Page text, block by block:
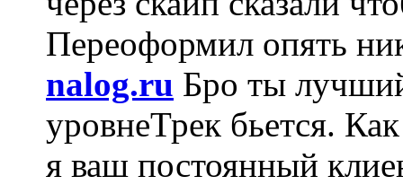
Переоформил опять
nalog.ru Бро ты
уровнеТрек бьется.
я ваш постоянный